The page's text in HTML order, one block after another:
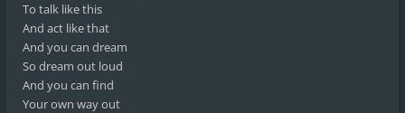
To talk like this
And act like that
And you can dream
So dream out loud
And you can find
Your own way out